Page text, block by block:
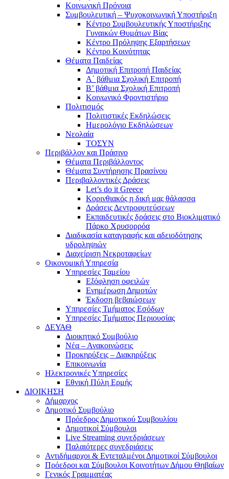
Κοινωνική Πρόνοια
Συμβουλευτική – Ψυχοκοινωνική Υποστήριξη
Κέντρο Συμβουλευτικής Υποστήριξης
Γυναικών Θυμάτων Βίας
Κέντρο Πρόληψης Εξαρτήσεων
Κέντρο Κοινότητας
Θέματα Παιδείας
Δημοτική Επιτροπή Παιδείας
Α΄ βάθμια Σχολική Επιτροπή
B’ βάθμια Σχολική Επιτροπή
Κοινωνικό Φροντιστήριο
Πολιτισμός
Πολιτιστικές Εκδηλώσεις
Ημερολόγιο Εκδηλώσεων
Νεολαία
ΤΟΣΥΝ
Περιβάλλον και Πράσινο
Θέματα Περιβάλλοντος
Θέματα Συντήρησης Πρασίνου
Περιβαλλοντικές Δράσεις
Let’s do it Greece
Kορινθιακός η δική μας θάλασσα
Δράσεις Δεντροφυτεύσεων
Εκπαιδευτικές δράσεις στο Βιοκλιματικό
Πάρκο Χρυσορρόα
Διαδικασία καταγραφής και αδειοδότησης
υδροληψιών
Διαχείριση Νεκροταφείων
Οικονομική Υπηρεσία
Υπηρεσίες Ταμείου
Εξόφληση οφειλών
Ενημέρωση Δημοτών
Έκδοση βεβαιώσεων
Υπηρεσίες Τμήματος Εσόδων
Υπηρεσίες Τμήματος Περιουσίας
ΔΕΥΑΘ
Διοικητικό Συμβούλιο
Νέα – Ανακοινώσεις
Προκηρύξεις – Διακηρύξεις
Επικοινωνία
Ηλεκτρονικές Υπηρεσίες
Εθνική Πύλη Ερμής
ΔΙΟΙΚΗΣΗ
Δήμαρχος
Δημοτικό Συμβούλιο
Πρόεδρος Δημοτικού Συμβουλίου
Δημοτικοί Σύμβουλοι
Live Streaming συνεδριάσεων
Παλαιότερες συνεδριάσεις
Αντιδήμαρχοι & Εντεταλμένοι Δημοτικοί Σύμβουλοι
Πρόεδροι και Σύμβουλοι Κοινοτήτων Δήμου Θηβαίων
Γενικός Γραμματέας